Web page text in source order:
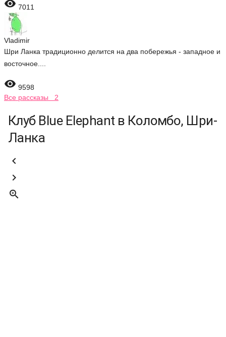
 7011
Vladimir
Шри Ланка традиционно делится на два побережья - западное и
восточное....
 9598
Все рассказы 2
Клуб Blue Elephant в Коломбо, Шри-
Ланка


